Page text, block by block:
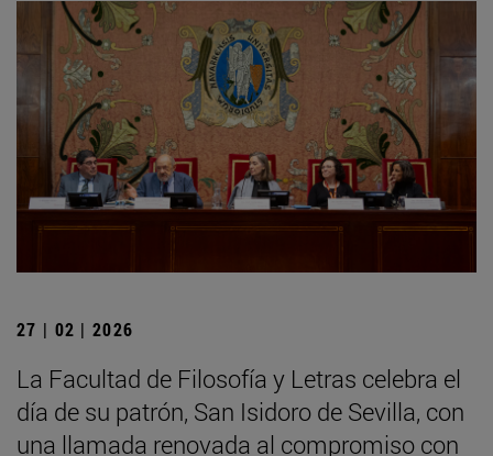
27 | 02 | 2026
La Facultad de Filosofía y Letras celebra el
día de su patrón, San Isidoro de Sevilla, con
una llamada renovada al compromiso con